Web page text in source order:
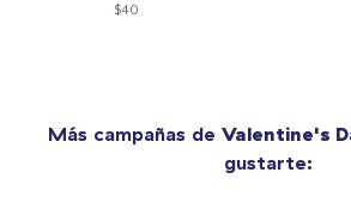
$40
Más campañas de Valentine's
gustarte: